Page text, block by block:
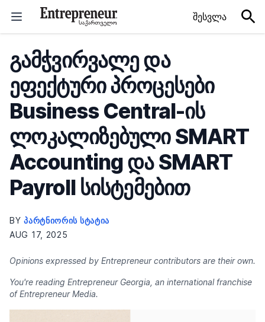
შესვლა
გამჭვირვალე და
ეფექტური პროცესები
Business Central-ის
ლოკალიზებული SMART
Accounting და SMART
Payroll სისტემებით
BYᲞᲐᲠᲢᲜᲘᲝᲠᲘᲡ ᲡᲢᲐᲢᲘᲐ
AUG 17, 2025
Opinions expressed by Entrepreneur contributors are their own.
You're reading Entrepreneur Georgia, an international franchise
of Entrepreneur Media.